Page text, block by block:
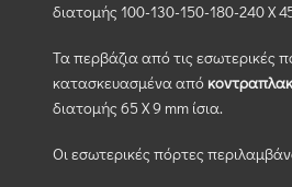
διατομής 100-130-150-180-240 Χ 45
Τα περβάζια από τις εσωτερικές
κατασκευασμένα από
διατομής 65 Χ 9 mm ίσια.
Οι εσωτερικές πόρτες